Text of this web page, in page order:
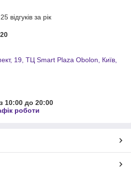
відгуків за рік
19, ТЦ Smart Plaza Obolon, Київ,
10:00 до 20:00
роботи